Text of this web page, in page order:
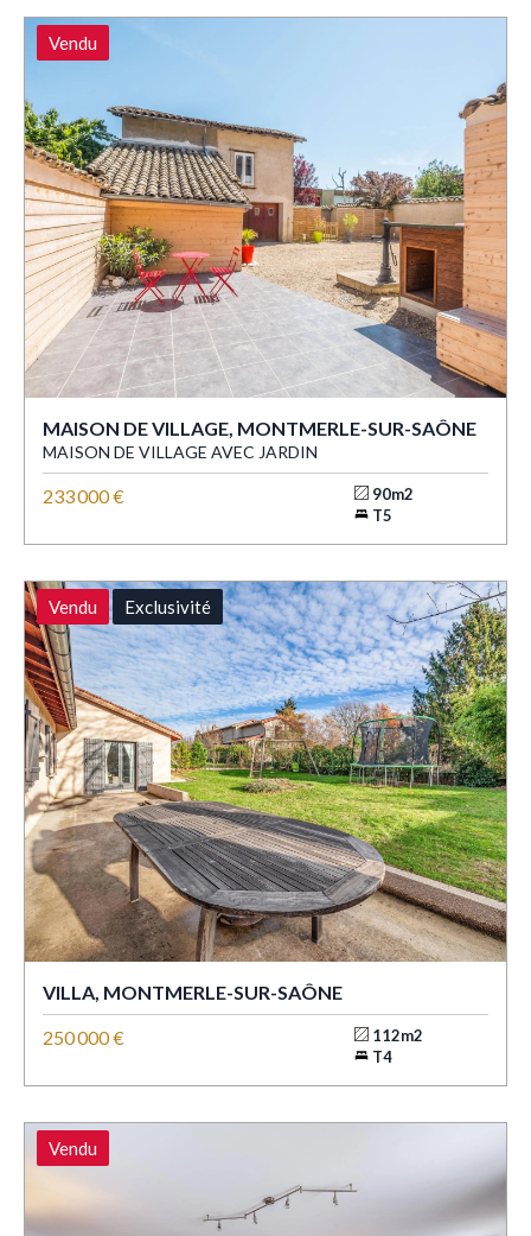
Vendu
MAISON DE VILLAGE, MONTMERLE-SUR-SAÔNE
MAISON DE VILLAGE AVEC JARDIN
233 000 €
90m2
T5
Vendu Exclusivité
VILLA, MONTMERLE-SUR-SAÔNE
250 000 €
112m2
T4
Vendu